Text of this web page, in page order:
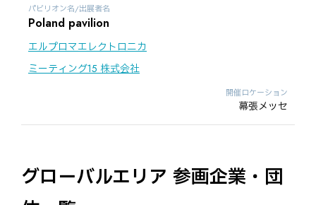
パビリオン名/出展者名
Poland pavilion
エルプロマエレクトロニカ
ミーティング15 株式会社
開催ロケーション
幕張メッセ
グローバルエリア 参画企業・団